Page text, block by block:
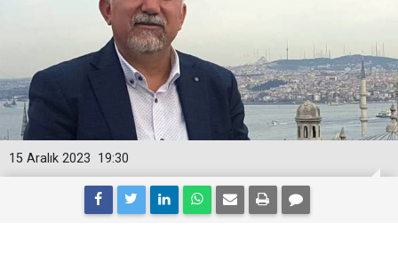
19:30
15 Aralık 2023